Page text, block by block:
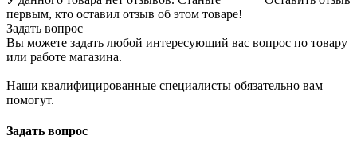
первым, кто оставил отзыв об этом товаре!
Задать вопрос
Вы можете задать любой интересующий вас вопрос по товару
или работе магазина.
Наши квалифицированные специалисты обязательно вам
помогут.
Задать вопрос